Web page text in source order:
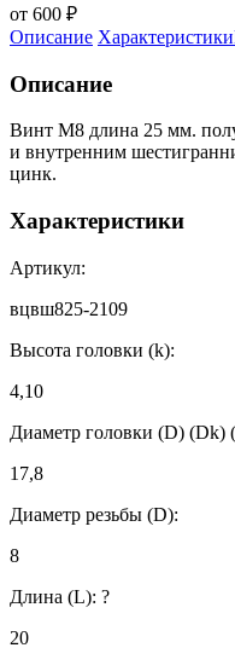
от 600 ₽
Описание Характеристики
Описание
Винт М8 длина 25 мм.
и внутренним
цинк.
Характеристики
Артикул:
вцвш825-2109
Высота головки (k):
4,10
Диаметр головки (D) (Dk)
17,8
Диаметр резьбы (D):
8
Длина (L): ?
20